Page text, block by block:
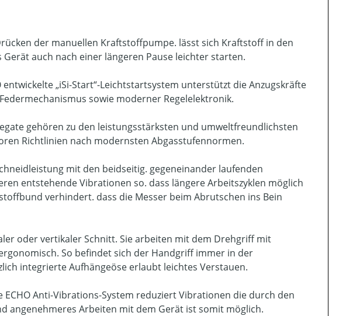
der manuellen Kraftstoffpumpe. lässt sich Kraftstoff in den
auch nach einer längeren Pause leichter starten.
entwickelte „iSi-Start“-Leichtstartsystem unterstützt die Anzugskräfte
sowie moderner Regelelektronik.
gehören zu den leistungsstärksten und umweltfreundlichsten
Richtlinien nach modernsten Abgasstufennormen.
mit den beidseitig. gegeneinander laufenden
entstehende Vibrationen so. dass längere Arbeitszyklen möglich
verhindert. dass die Messer beim Abrutschen ins Bein
oder vertikaler Schnitt. Sie arbeiten mit dem Drehgriff mit
So befindet sich der Handgriff immer in der
integrierte Aufhängeöse erlaubt leichtes Verstauen.
Anti-Vibrations-System reduziert Vibrationen die durch den
angenehmeres Arbeiten mit dem Gerät ist somit möglich.